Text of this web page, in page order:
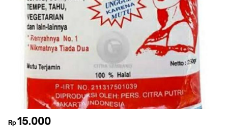
Rp15.000